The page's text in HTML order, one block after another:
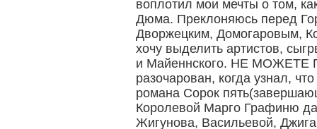
воплотил мои мечты о том,
Дюма. Преклоняюсь перед
Дворжецким, Домогаровым,
хочу выделить артистов,
и Майеннского. НЕ МОЖЕТЕ
разочарован, когда узнал,
романа Сорок
Королевой Марго Графиню
Жигунова, Васильевой,